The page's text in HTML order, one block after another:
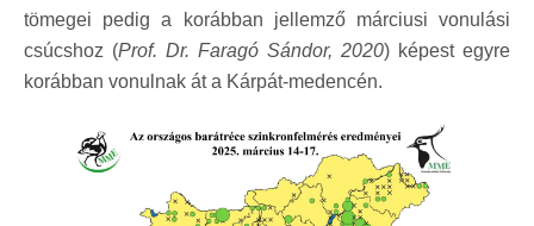
tömegei pedig a korábban jellemző márciusi vonulási
csúcshoz (Prof. Dr. Faragó Sándor, 2020) képest egyre
korábban vonulnak át a Kárpát-medencén.